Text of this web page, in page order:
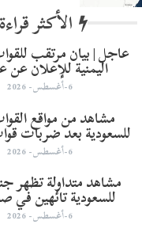
الأكثر قراءة في
عاجل | بيان مرتقب
اليمنية للإعلان
6-أغسطس- 2026
مشاهد من مواقع
للسعودية بعد ضربات
6-أغسطس- 2026
مشاهد متداولة تظهر
للسعودية تائهين
6-أغسطس- 2026